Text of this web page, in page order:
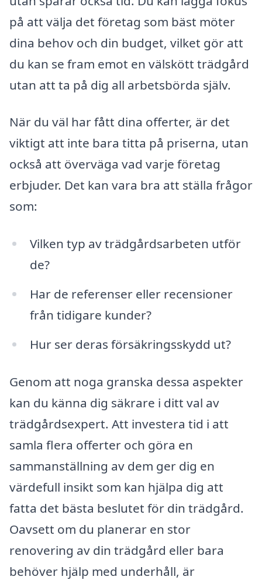
på att välja det företag som bäst möter
dina behov och din budget, vilket gör att
du kan se fram emot en välskött trädgård
utan att ta på dig all arbetsbörda själv.
När du väl har fått dina offerter, är det
viktigt att inte bara titta på priserna, utan
också att överväga vad varje företag
erbjuder. Det kan vara bra att ställa frågor
som:
Vilken typ av trädgårdsarbeten utför
de?
Har de referenser eller recensioner
från tidigare kunder?
Hur ser deras försäkringsskydd ut?
Genom att noga granska dessa aspekter
kan du känna dig säkrare i ditt val av
trädgårdsexpert. Att investera tid i att
samla flera offerter och göra en
sammanställning av dem ger dig en
värdefull insikt som kan hjälpa dig att
fatta det bästa beslutet för din trädgård.
Oavsett om du planerar en stor
renovering av din trädgård eller bara
behöver hjälp med underhåll, är